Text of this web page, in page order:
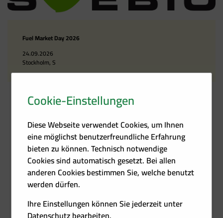
Fuel Market Day 2026
24.09.2026
Stockholm, S
Cookie-Einstellungen
Diese Webseite verwendet Cookies, um Ihnen
eine möglichst benutzerfreundliche Erfahrung
bieten zu können. Technisch notwendige
Cookies sind automatisch gesetzt. Bei allen
anderen Cookies bestimmen Sie, welche benutzt
werden dürfen.
Ihre Einstellungen können Sie jederzeit unter